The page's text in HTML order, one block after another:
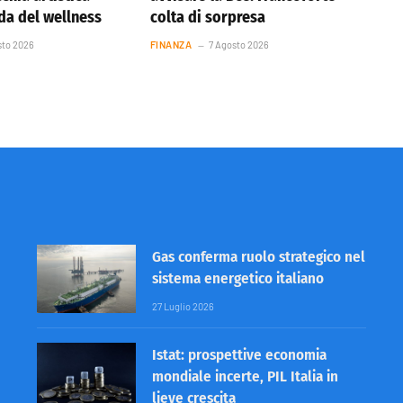
del wellness
2026
colta di sorpresa
FINANZA 7 Agosto 2026
Gas conferma ruolo strategico nel
sistema energetico italiano
27 Luglio 2026
Istat: prospettive economia
mondiale incerte, PIL Italia in
lieve crescita